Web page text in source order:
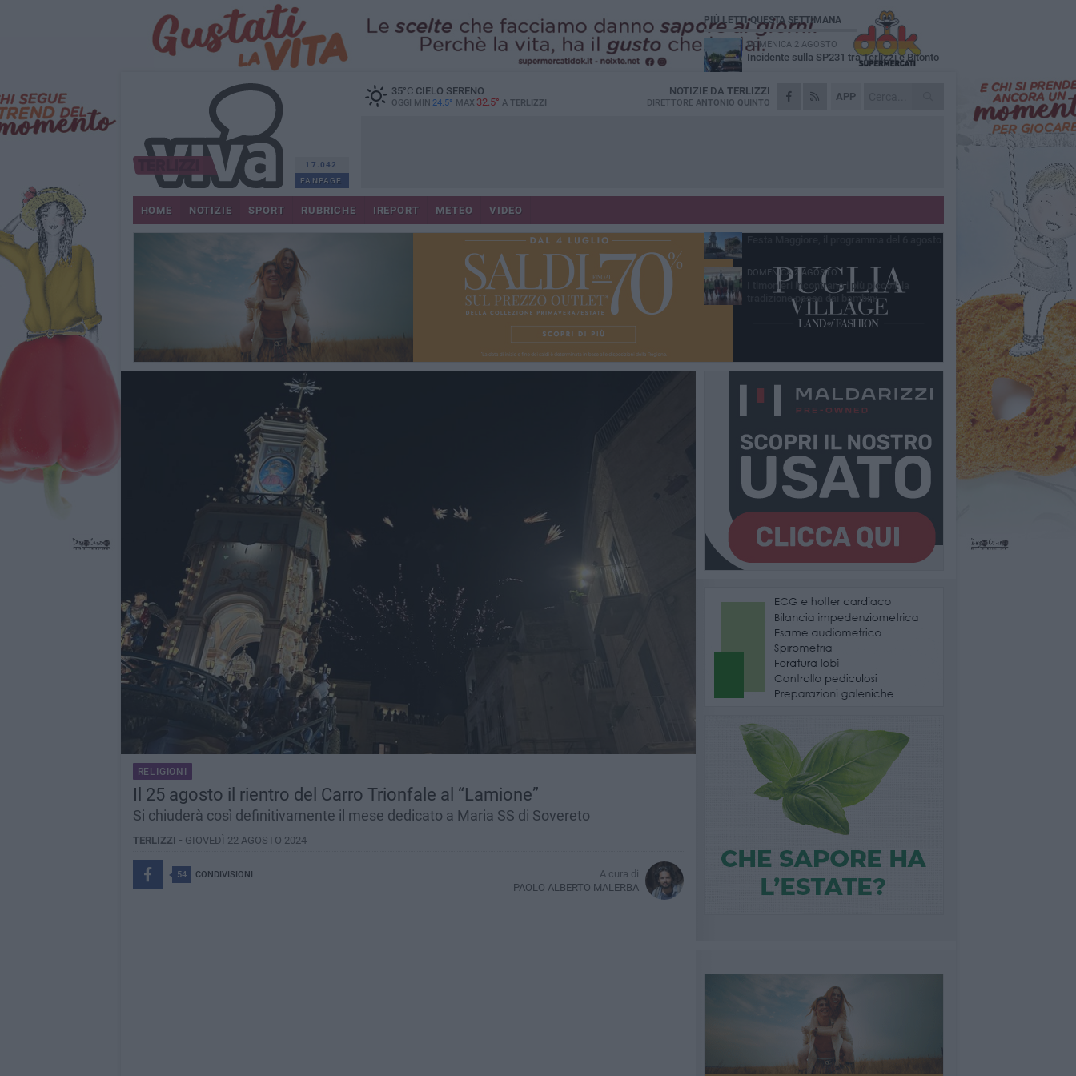
17.042
FANPAGE
35°CCIELO SERENO
OGGI MIN 24.5° MAX 32.5° A TERLIZZI
APP
NOTIZIE DA TERLIZZI
DIRETTORE ANTONIO QUINTO
HOME NOTIZIE SPORT RUBRICHE IREPORT METEO VIDEO
RELIGIONI
Il 25 agosto il rientro del Carro Trionfale al “Lamione”
Si chiuderà così definitivamente il mese dedicato a Maria SS di Sovereto
TERLIZZI - GIOVEDÌ 22 AGOSTO 2024
54 CONDIVISIONI
A cura di
PAOLO ALBERTO MALERBA
PIÙ LETTI QUESTA SETTIMANA
DOMENICA 2 AGOSTO
Incidente sulla SP231 tra Terlizzi e Bitonto
LUNEDÌ 3 AGOSTO
Gatto senza vita sul marciapiede: macabro
Mini Carro, una tradizione che guarda al
GIOVEDÌ 6 AGOSTO
DOMENICA 2 AGOSTO
I timonieri incontrano i più piccoli: la
tradizione passa dai bambini